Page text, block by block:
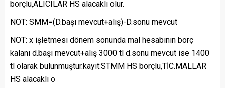
borçlu,ALICILAR HS alacaklı olur.
NOT: SMM=(D.başı mevcut+alış)-D.sonu mevcut
NOT: x işletmesi dönem sonunda mal hesabının borç
kalanı d.başı mevcut+alış 3000 tl d.sonu mevcut ise 1400
tl olarak bulunmuştur.kayıt:STMM HS borçlu,TİC.MALLAR
HS alacaklı o